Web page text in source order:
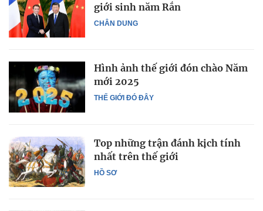
CHÂN DUNG
giới sinh năm Rắn
THẾ GIỚI ĐÓ ĐÂY
Hình ảnh thế giới đón chào Năm
mới 2025
HỒ SƠ
Top những trận đánh kịch tính
nhất trên thế giới